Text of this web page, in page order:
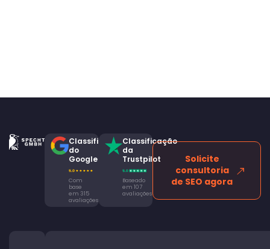
Classificação
do
Google
Com
base
em 315
avaliações
Classificação
da
Trustpilot
Baseado
em 107
avaliações
Solicite
consultoria
de SEO agora